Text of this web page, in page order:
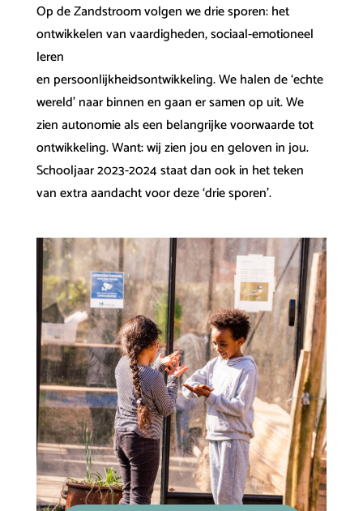
Op de Zandstroom volgen we drie sporen: het
ontwikkelen van vaardigheden, sociaal-emotioneel
leren
en persoonlijkheidsontwikkeling. We halen de ‘echte
wereld’ naar binnen en gaan er samen op uit. We
zien autonomie als een belangrijke voorwaarde tot
ontwikkeling. Want: wij zien jou en geloven in jou.
Schooljaar 2023-2024 staat dan ook in het teken
van extra aandacht voor deze ‘drie sporen’.